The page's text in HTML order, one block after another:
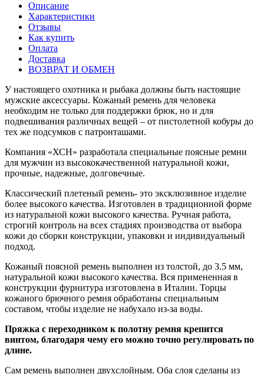
Описание
Характеристики
Отзывы
Как купить
Оплата
Доставка
ВОЗВРАТ И ОБМЕН
У настоящего охотника и рыбака должны быть настоящие
мужские аксессуары. Кожаный ремень для человека
необходим не только для поддержки брюк, но и для
подвешивания различных вещей – от пистолетной кобуры до
тех же подсумков с патронташами.
Компания «ХСН» разработала специальные поясные ремни
для мужчин из высококачественной натуральной кожи,
прочные, надежные, долговечные.
Классический плетеный ремень- это эксклюзивное изделие
более высокого качества. Изготовлен в традиционной форме
из натуральной кожи высокого качества. Ручная работа,
строгий контроль на всех стадиях производства от выбора
кожи до сборки конструкции, упаковки и индивидуальный
подход.
Кожаный поясной ремень выполнен из толстой, до 3.5 мм,
натуральной кожи высокого качества. Вся примененная в
конструкции фурнитура изготовлена в Италии. Торцы
кожаного брючного ремня обработаны специальным
составом, чтобы изделие не набухало из-за воды.
Пряжка с переходником к полотну ремня крепится
винтом, благодаря чему его можно точно регулировать по
длине.
Сам ремень выполнен двухслойным. Оба слоя сделаны из